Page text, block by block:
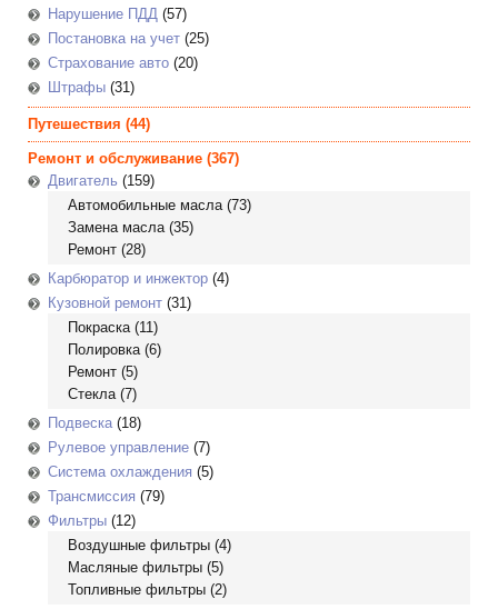
Нарушение ПДД (57)
Постановка на учет (25)
Страхование авто (20)
Штрафы (31)
Путешествия (44)
Ремонт и обслуживание (367)
Двигатель (159)
Автомобильные масла(73)
Замена масла(35)
Ремонт (28)
Карбюратор и инжектор (4)
Кузовной ремонт (31)
Покраска(11)
Полировка(6)
Ремонт (5)
Стекла(7)
Подвеска(18)
Рулевое управление (7)
Система охлаждения (5)
Трансмиссия (79)
Фильтры (12)
Воздушные фильтры (4)
Масляные фильтры (5)
Топливные фильтры (2)